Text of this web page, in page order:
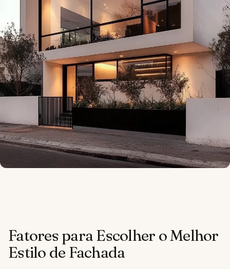
Fatores para Escolher o Melhor
Estilo de Fachada